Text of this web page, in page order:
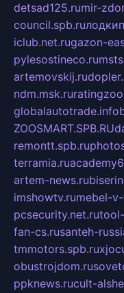
detsad125.rumir-
council.spb.ru
iclub.net.rugazon-
pylesostineco.ru
artemovskij.ru
ndm.msk.ru
globalautotrade.info
ZOOSMART.SPB.RU
remontt.spb.ru
terramia.ru
artem-news.ru
imshowtv.rumebel-
pcsecurity.net.ru
fan-cs.rusanteh-
tmmotors.spb.ru
obustrojdom.ru
ppknews.rucult-